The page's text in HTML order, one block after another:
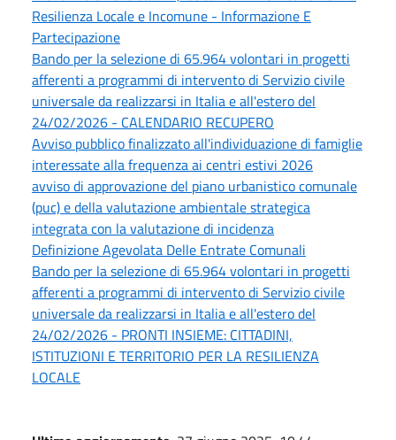
Resilienza Locale e Incomune - Informazione E
Partecipazione
Bando per la selezione di 65.964 volontari in progetti
afferenti a programmi di intervento di Servizio civile
universale da realizzarsi in Italia e all'estero del
24/02/2026 - CALENDARIO RECUPERO
Avviso pubblico finalizzato all'individuazione di famiglie
interessate alla frequenza ai centri estivi 2026
avviso di approvazione del piano urbanistico comunale
(puc) e della valutazione ambientale strategica
integrata con la valutazione di incidenza
Definizione Agevolata Delle Entrate Comunali
Bando per la selezione di 65.964 volontari in progetti
afferenti a programmi di intervento di Servizio civile
universale da realizzarsi in Italia e all'estero del
24/02/2026 - PRONTI INSIEME: CITTADINI,
ISTITUZIONI E TERRITORIO PER LA RESILIENZA
LOCALE